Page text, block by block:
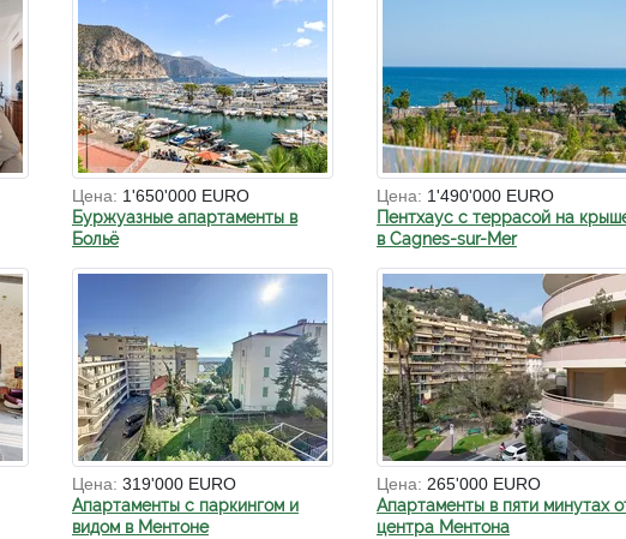
Цена: 1'650'000 EURO
Буржуазные апартаменты в
Больё
Цена: 1'490'000 EURO
Пентхаус с террасой на
в Cagnes-sur-Mer
Цена: 319'000 EURO
Апартаменты с паркингом и
видом в Ментоне
Цена: 265'000 EURO
Апартаменты в пяти минутах
центра Ментона